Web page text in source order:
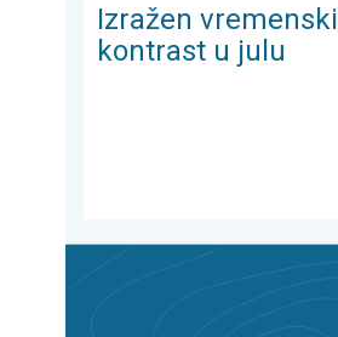
Izražen vremenski
kontrast u julu